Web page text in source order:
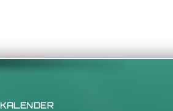
KALENDER